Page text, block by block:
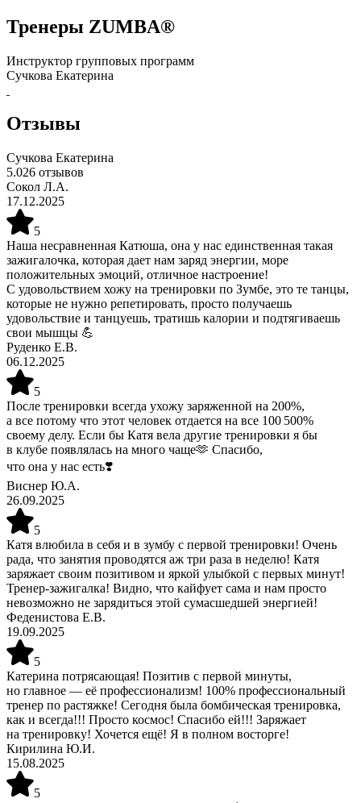
Тренеры ZUMBA®
Инструктор групповых программ
Сучкова Екатерина
Отзывы
Сучкова Екатерина
5.026 отзывов
Сокол Л.А.
17.12.2025
5
Наша несравненная Катюша, она у нас единственная такая
зажигалочка, которая дает нам заряд энергии, море
положительных эмоций, отличное настроение!
С удовольствием хожу на тренировки по Зумбе, это те танцы,
которые не нужно репетировать, просто получаешь
удовольствие и танцуешь, тратишь калории и подтягиваешь
свои мышцы 💪
Руденко Е.В.
06.12.2025
5
После тренировки всегда ухожу заряженной на 200%,
а все потому что этот человек отдается на все 100 500%
своему делу. Если бы Катя вела другие тренировки я бы
в клубе появлялась на много чаще🫶 Спасибо,
что она у нас есть❣️
Виснер Ю.А.
26.09.2025
5
Катя влюбила в себя и в зумбу с первой тренировки! Очень
рада, что занятия проводятся аж три раза в неделю! Катя
заряжает своим позитивом и яркой улыбкой с первых минут!
Тренер-зажигалка! Видно, что кайфует сама и нам просто
невозможно не зарядиться этой сумасшедшей энергией!
Феденистова Е.В.
19.09.2025
5
Катерина потрясающая! Позитив с первой минуты,
но главное — её профессионализм! 100% профессиональный
тренер по растяжке! Сегодня была бомбическая тренировка,
как и всегда!!! Просто космос! Спасибо ей!!! Заряжает
на тренировку! Хочется ещё! Я в полном восторге!
Кирилина Ю.И.
15.08.2025
5